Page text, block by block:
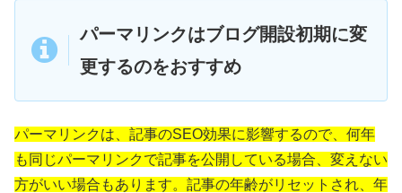
パーマリンクはブログ開設初期に変
更するのをおすすめ
パーマリンクは、記事のSEO効果に影響するので、何年
も同じパーマリンクで記事を公開している場合、変えない
方がいい場合もあります。記事の年齢がリセットされ、年